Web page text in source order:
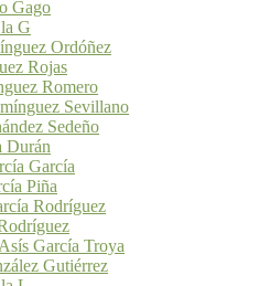
Gago
G
Ordóñez
Rojas
Romero
Sevillano
Sedeño
Durán
García
Piña
Rodríguez
García Troya
Gutiérrez